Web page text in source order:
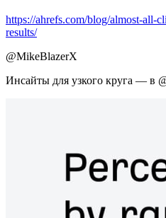
https://ahrefs.com/blog/almost-all-
results/
@MikeBlazerX
Инсайты для узкого круга — в